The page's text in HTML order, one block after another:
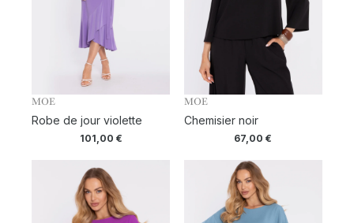
MOE
Robe de jour violette
101,00 €
MOE
Chemisier noir
67,00€